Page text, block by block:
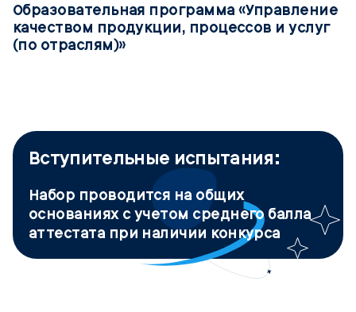
Образовательная программа «Управление
качеством продукции, процессов и услуг
(по отраслям)»
Вступительные испытания:
Набор проводится на общих
основаниях с учетом среднего балла
аттестата при наличии конкурса